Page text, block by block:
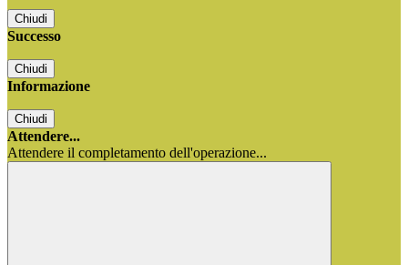
Chiudi
Successo
Chiudi
Informazione
Chiudi
Attendere...
Attendere il completamento dell'operazione...